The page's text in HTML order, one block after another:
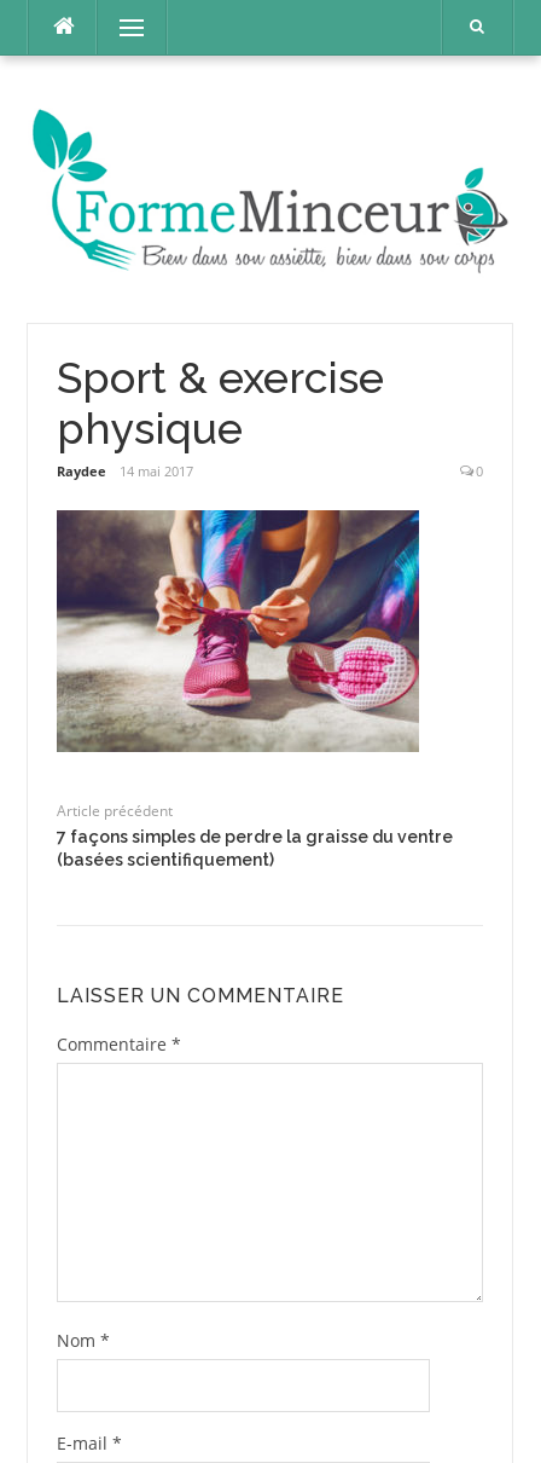
contenu
Menu
Sport & exercise
physique
Raydee 14 mai 2017 0
Article précédent
7 façons simples de perdre la graisse du ventre
(basées scientifiquement)
LAISSER UN COMMENTAIRE
Commentaire *
Nom *
E-mail *